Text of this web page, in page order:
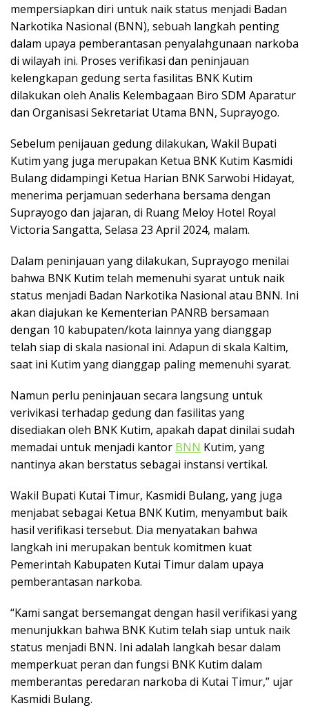
mempersiapkan diri untuk naik status menjadi Badan
Narkotika Nasional (BNN), sebuah langkah penting
dalam upaya pemberantasan penyalahgunaan narkoba
di wilayah ini. Proses verifikasi dan peninjauan
kelengkapan gedung serta fasilitas BNK Kutim
dilakukan oleh Analis Kelembagaan Biro SDM Aparatur
dan Organisasi Sekretariat Utama BNN, Suprayogo.
Sebelum penijauan gedung dilakukan, Wakil Bupati
Kutim yang juga merupakan Ketua BNK Kutim Kasmidi
Bulang didampingi Ketua Harian BNK Sarwobi Hidayat,
menerima perjamuan sederhana bersama dengan
Suprayogo dan jajaran, di Ruang Meloy Hotel Royal
Victoria Sangatta, Selasa 23 April 2024, malam.
Dalam peninjauan yang dilakukan, Suprayogo menilai
bahwa BNK Kutim telah memenuhi syarat untuk naik
status menjadi Badan Narkotika Nasional atau BNN. Ini
akan diajukan ke Kementerian PANRB bersamaan
dengan 10 kabupaten/kota lainnya yang dianggap
telah siap di skala nasional ini. Adapun di skala Kaltim,
saat ini Kutim yang dianggap paling memenuhi syarat.
Namun perlu peninjauan secara langsung untuk
verivikasi terhadap gedung dan fasilitas yang
disediakan oleh BNK Kutim, apakah dapat dinilai sudah
memadai untuk menjadi kantor BNN Kutim, yang
nantinya akan berstatus sebagai instansi vertikal.
Wakil Bupati Kutai Timur, Kasmidi Bulang, yang juga
menjabat sebagai Ketua BNK Kutim, menyambut baik
hasil verifikasi tersebut. Dia menyatakan bahwa
langkah ini merupakan bentuk komitmen kuat
Pemerintah Kabupaten Kutai Timur dalam upaya
pemberantasan narkoba.
“Kami sangat bersemangat dengan hasil verifikasi yang
menunjukkan bahwa BNK Kutim telah siap untuk naik
status menjadi BNN. Ini adalah langkah besar dalam
memperkuat peran dan fungsi BNK Kutim dalam
memberantas peredaran narkoba di Kutai Timur,” ujar
Kasmidi Bulang.